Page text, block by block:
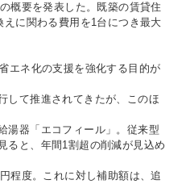
概要を発表した。既築の賃貸住
に関わる費用を1台につき最大
エネ化の支援を強化する目的が
して推進されてきたが、このほ
湯器「エコフィール」。従来型
ると、年間1割超の削減が見込め
程度。これに対し補助額は、追